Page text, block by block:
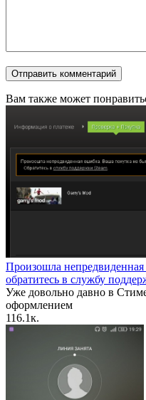
Вам также может
Произошла
обратитесь в службу
Уже довольно давно в
оформлением
116.1к.